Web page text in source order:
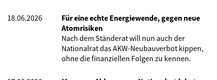
18.06.2026
Für eine echte Energiewende, gegen neue
Atomrisiken
Nach dem Ständerat will nun auch der
Nationalrat das AKW-Neubauverbot kippen,
ohne die finanziellen Folgen zu kennen.